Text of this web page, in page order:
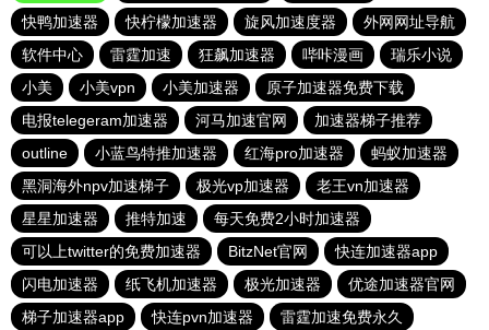
快鸭加速器
快柠檬加速器 旋风加速度器
外网网址导航
软件中心
雷霆加速 狂飙加速器 哔咔漫画
瑞乐小说
小美
小美vpn 小美加速器
原子加速器免费下载
电报telegeram加速器
河马加速官网
加速器梯子推荐
outline
小蓝鸟特推加速器 红海pro加速器
蚂蚁加速器
黑洞海外npv加速梯子
极光vp加速器
老王vn加速器
星星加速器
推特加速
每天免费2小时加速器
可以上twitter的免费加速器
BitzNet官网
快连加速器app
闪电加速器
纸飞机加速器 极光加速器
优途加速器官网
梯子加速器app
快连pvn加速器 雷霆加速免费永久